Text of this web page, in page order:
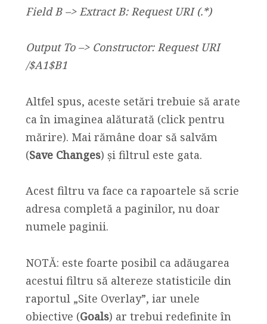
Field B –> Extract B: Request URI (.*)
Output To –> Constructor: Request URI
/$A1$B1
Altfel spus, aceste setări trebuie să arate
ca în imaginea alăturată (click pentru
mărire). Mai rămâne doar să salvăm
(Save Changes) și filtrul este gata.
Acest filtru va face ca rapoartele să scrie
adresa completă a paginilor, nu doar
numele paginii.
NOTĂ: este foarte posibil ca adăugarea
acestui filtru să altereze statisticile din
raportul „Site Overlay”, iar unele
obiective (Goals) ar trebui redefinite în